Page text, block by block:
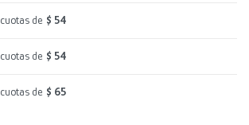
cuotas de $ 54
cuotas de $ 54
cuotas de $ 65